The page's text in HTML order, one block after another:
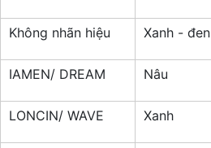
Không nhãn hiệu Xanh - đen
IAMEN/ DREAM Nâu
LONCIN/ WAVE Xanh